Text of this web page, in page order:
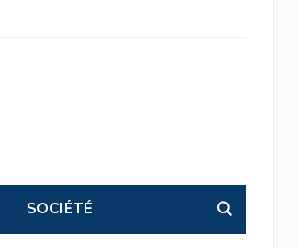
SOCIÉTÉ